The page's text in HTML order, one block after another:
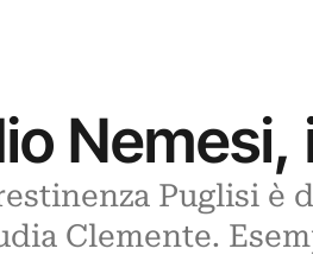
Puglisi è
Clemente.